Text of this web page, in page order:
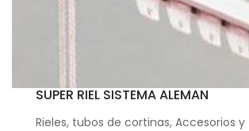
SUPER RIEL SISTEMA ALEMAN
Rieles, tubos de cortinas, Accesorios y